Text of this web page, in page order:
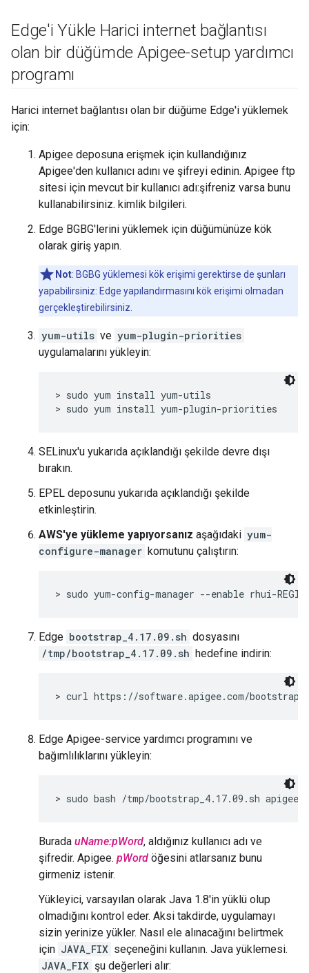
Edge'i Yükle Harici internet bağlantısı
olan bir düğümde Apigee-setup yardımcı
programı
Harici internet bağlantısı olan bir düğüme Edge'i yüklemek
için:
Apigee deposuna erişmek için kullandığınız
Apigee'den kullanıcı adını ve şifreyi edinin. Apigee ftp
sitesi için mevcut bir kullanıcı adı:şifreniz varsa bunu
kullanabilirsiniz. kimlik bilgileri.
Edge BGBG'lerini yüklemek için düğümünüze kök
olarak giriş yapın.
Not: BGBG yüklemesi kök erişimi gerektirse de şunları
yapabilirsiniz: Edge yapılandırmasını kök erişimi olmadan
gerçekleştirebilirsiniz.
yum-utils ve yum-plugin-priorities
uygulamalarını yükleyin:
> sudo yum install yum-utils
> sudo yum install yum-plugin-priorities
SELinux'u yukarıda açıklandığı şekilde devre dışı
bırakın.
EPEL deposunu yukarıda açıklandığı şekilde
etkinleştirin.
AWS'ye yükleme yapıyorsanız aşağıdaki yum-
configure-manager komutunu çalıştırın:
> sudo yum-config-manager --enable rhui-
Edge bootstrap_4.17.09.sh dosyasını
/tmp/bootstrap_4.17.09.sh hedefine indirin:
> curl https://software.apigee.com/
Edge Apigee-service yardımcı programını ve
bağımlılıklarını yükleyin:
> sudo bash /tmp/bootstrap_4.17.09.sh
Burada uName:pWord, aldığınız kullanıcı adı ve
şifredir. Apigee. pWord öğesini atlarsanız bunu
girmeniz istenir.
Yükleyici, varsayılan olarak Java 1.8'in yüklü olup
olmadığını kontrol eder. Aksi takdirde, uygulamayı
sizin yerinize yükler. Nasıl ele alınacağını belirtmek
için JAVA_FIX seçeneğini kullanın. Java yüklemesi.
JAVA_FIX şu değerleri alır: